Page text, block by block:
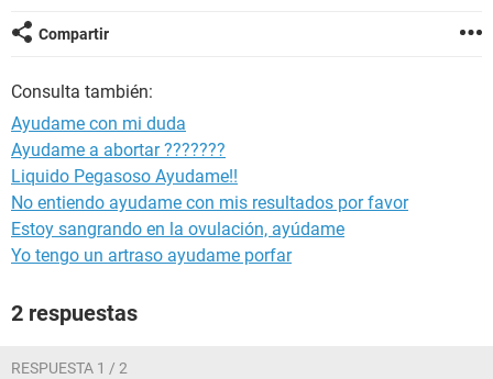
Compartir
Consulta también:
Ayudame con mi duda
Ayudame a abortar ???????
Liquido Pegasoso Ayudame!!
No entiendo ayudame con mis resultados por favor
Estoy sangrando en la ovulación, ayúdame
Yo tengo un artraso ayudame porfar
2 respuestas
RESPUESTA 1 / 2